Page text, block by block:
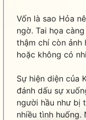
Vốn là sao Hỏa
ngờ. Tai họa
thậm chí còn ảnh
hoặc không có
Sự hiện diện của
đánh dấu sự
người hầu như bị
nhiều tình huống.